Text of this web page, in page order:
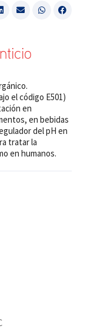
el código E501)
en
en bebidas
del pH en
tratar la
en humanos.